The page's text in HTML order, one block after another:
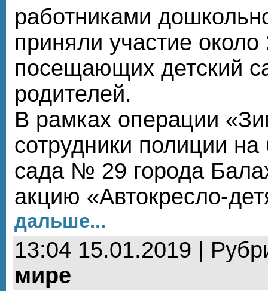
работниками
приняли участие около
посещающих детский
родителей.
В рамках операции
сотрудники полиции на
сада № 29 города
акцию «Автокресло-
дальше...
13:04 15.01.2019 |
мире